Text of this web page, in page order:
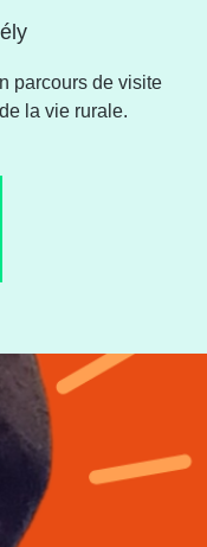
parcours de visite
la vie rurale.